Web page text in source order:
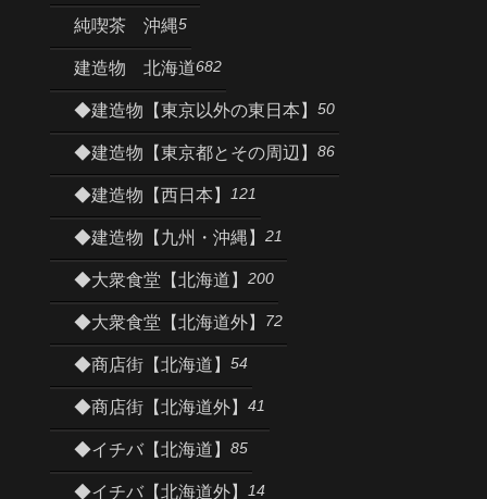
純喫茶 沖縄5
建造物 北海道682
◆建造物【東京以外の東日本】 50
◆建造物【東京都とその周辺】 86
◆建造物【西日本】 121
◆建造物【九州・沖縄】 21
◆大衆食堂【北海道】 200
◆大衆食堂【北海道外】 72
◆商店街【北海道】 54
◆商店街【北海道外】 41
◆イチバ【北海道】 85
◆イチバ【北海道外】 14